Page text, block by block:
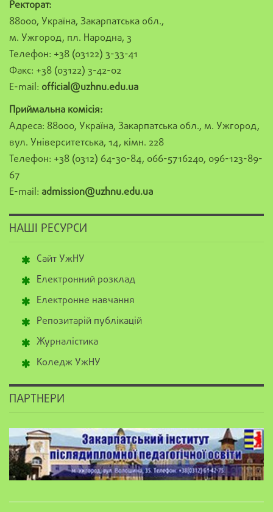
Ректорат:
88000, Україна, Закарпатська обл.,
м. Ужгород, пл. Народна, 3
Телефон: +38 (03122) 3-33-41
Факс: +38 (03122) 3-42-02
E-mail: official@uzhnu.edu.ua
Приймальна комісія:
Адреса: 88000, Україна, Закарпатська обл., м. Ужгород,
вул. Університетська, 14, кімн. 228
Телефон: +38 (0312) 64-30-84, 066-5716240, 096-123-89-
67
E-mail: admission@uzhnu.edu.ua
НАШІ РЕСУРСИ
Сайт УжНУ
Електронний розклад
Електронне навчання
Репозитарій публікацій
Журналістика
Коледж УжНУ
ПАРТНЕРИ